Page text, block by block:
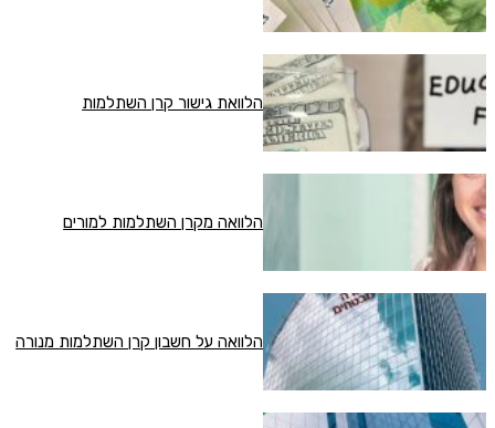
הלוואת גישור קרן השתלמות
הלוואה מקרן השתלמות למורים
הלוואה על חשבון קרן השתלמות מנורה